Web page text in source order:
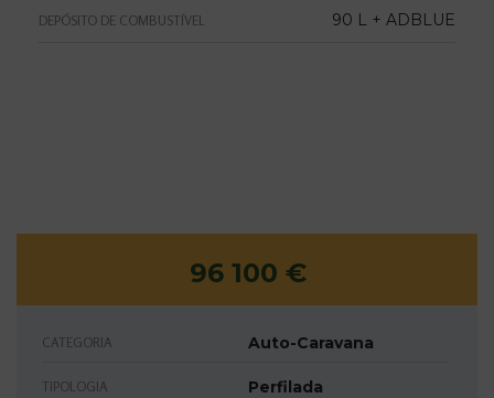
DEPÓSITO DE COMBUSTÍVEL 90 L + ADBLUE
96 100 €
CATEGORIA Auto-Caravana
TIPOLOGIA Perfilada